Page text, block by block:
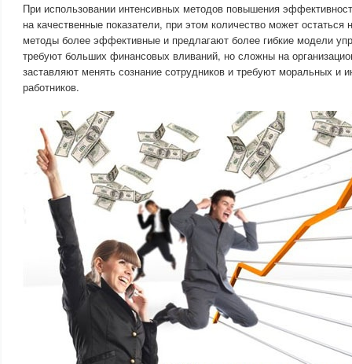
При использовании интенсивных методов повышения
на качественные показатели, при этом количество может
методы более эффективные и предлагают более гибкие модели
требуют больших финансовых вливаний, но сложны на
заставляют менять сознание сотрудников и требуют моральных и
работников.